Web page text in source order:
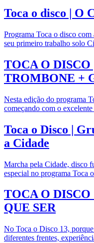
Toca o disco | O
Programa Toca o disco com
seu primeiro trabalho solo
TOCA O DISCO
TROMBONE +
Nesta edição do programa
começando com o
Toca o Disco |
a Cidade
Marcha pela Cidade, disco
especial no programa Toca
TOCA O DISCO
QUE SER
No Toca o Disco 13, porque
diferentes frentes,